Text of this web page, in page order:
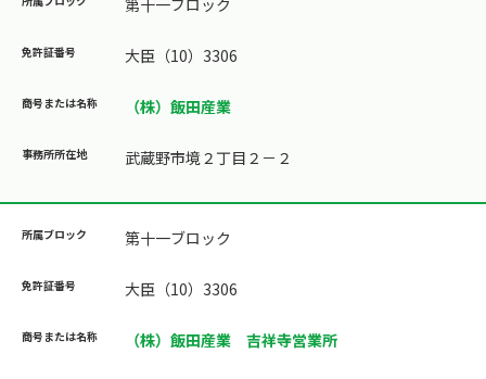
第十一ブロック
大臣（10）3306
（株）飯田産業
武蔵野市境２丁目２－２
第十一ブロック
大臣（10）3306
（株）飯田産業 吉祥寺営業所